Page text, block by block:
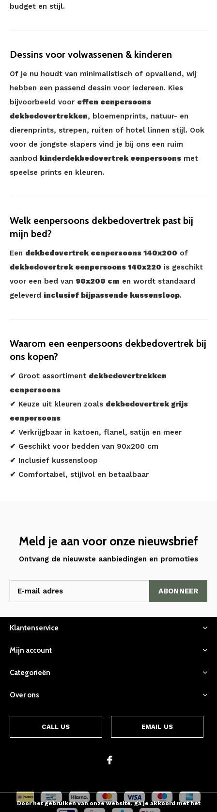
budget en stijl.
Dessins voor volwassenen & kinderen
Of je nu houdt van minimalistisch of opvallend, wij
hebben een passend dessin voor iedereen. Kies
bijvoorbeeld voor effen eenpersoons
dekbedovertrekken, bloemenprints, natuur- en
dierenprints, strepen, ruiten of hotel linnen stijl. Ook
voor de jongste slapers vind je bij ons een ruim
aanbod
kinderdekbedovertrek eenpersoons met
speelse prints en kleuren.
Welk eenpersoons dekbedovertrek past bij
mijn bed?
Een dekbedovertrek eenpersoons 140x200 of
dekbedovertrek eenpersoons 140x220 is geschikt
voor een bed van 90x200 cm en wordt standaard
geleverd inclusief bijpassende kussensloop.
Waarom een eenpersoons dekbedovertrek bij
ons kopen?
✔ Groot assortiment dekbedovertrekken
eenpersoons
✔ Keuze uit kleuren zoals dekbedovertrek grijs
eenpersoons
✔ Verkrijgbaar in katoen, flanel, satijn en meer
✔ Geschikt voor bedden van 90x200 cm
✔ Inclusief kussensloop
✔ Comfortabel, stijlvol en betaalbaar
Meld je aan voor onze nieuwsbrief
Ontvang de nieuwste aanbiedingen en promoties
ABONNEER
Klantenservice
Mijn account
Categorieën
Over ons
CALL US EMAIL US
Door het gebruiken van onze website, ga je akkoord met het